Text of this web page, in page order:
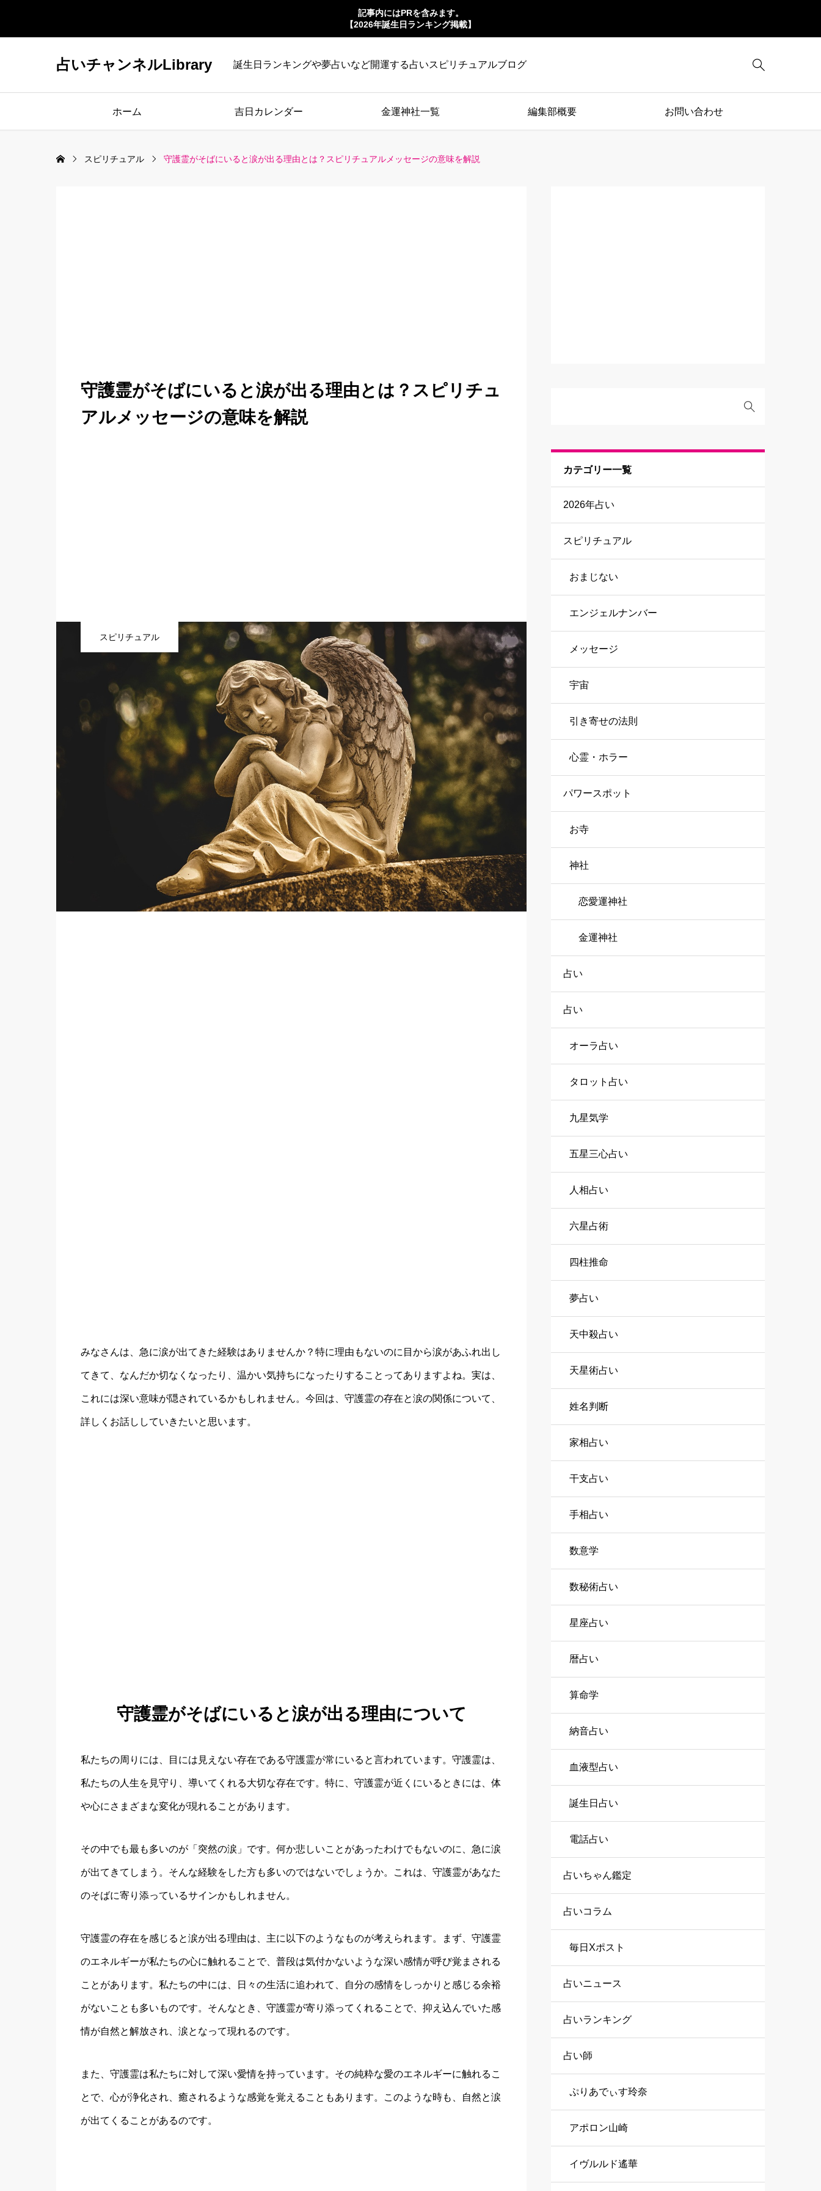
記事内にはPRを含みます。
【2026年誕生日ランキング掲載】
占いチャンネルLibrary 誕生日ランキングや夢占いなど開運する占いスピリチュアルブログ 
ホーム 吉日カレンダー 金運神社一覧 編集部概要 お問い合わせ
スピリチュアル 守護霊がそばにいると涙が出る理由とは？スピリチュアルメッセージの意味を解説
守護霊がそばにいると涙が出る理由とは？スピリチュ
アルメッセージの意味を解説
スピリチュアル
みなさんは、急に涙が出てきた経験はありませんか？特に理由もないのに目から涙があふれ出し
てきて、なんだか切なくなったり、温かい気持ちになったりすることってありますよね。実は、
これには深い意味が隠されているかもしれません。今回は、守護霊の存在と涙の関係について、
詳しくお話ししていきたいと思います。
守護霊がそばにいると涙が出る理由について
私たちの周りには、目には見えない存在である守護霊が常にいると言われています。守護霊は、
私たちの人生を見守り、導いてくれる大切な存在です。特に、守護霊が近くにいるときには、体
や心にさまざまな変化が現れることがあります。
その中でも最も多いのが「突然の涙」です。何か悲しいことがあったわけでもないのに、急に涙
が出てきてしまう。そんな経験をした方も多いのではないでしょうか。これは、守護霊があなた
のそばに寄り添っているサインかもしれません。
守護霊の存在を感じると涙が出る理由は、主に以下のようなものが考えられます。まず、守護霊
のエネルギーが私たちの心に触れることで、普段は気付かないような深い感情が呼び覚まされる
ことがあります。私たちの中には、日々の生活に追われて、自分の感情をしっかりと感じる余裕
がないことも多いものです。そんなとき、守護霊が寄り添ってくれることで、抑え込んでいた感
情が自然と解放され、涙となって現れるのです。
また、守護霊は私たちに対して深い愛情を持っています。その純粋な愛のエネルギーに触れるこ
とで、心が浄化され、癒されるような感覚を覚えることもあります。このような時も、自然と涙
が出てくることがあるのです。
カテゴリー一覧
2026年占い
スピリチュアル
おまじない
エンジェルナンバー
メッセージ
宇宙
引き寄せの法則
心霊・ホラー
パワースポット
お寺
神社
恋愛運神社
金運神社
占い
占い
オーラ占い
タロット占い
九星気学
五星三心占い
人相占い
六星占術
四柱推命
夢占い
天中殺占い
天星術占い
姓名判断
家相占い
干支占い
手相占い
数意学
数秘術占い
星座占い
暦占い
算命学
納音占い
血液型占い
誕生日占い
電話占い
占いちゃん鑑定
占いコラム
毎日Xポスト
占いニュース
占いランキング
占い師
ぷりあでぃす玲奈
アポロン山崎
イヴルルド遙華